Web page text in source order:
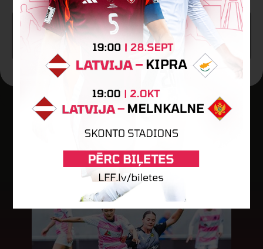
SPĒLE BEIGUSIES!
Jaunākās ziņas